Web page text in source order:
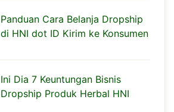
Panduan Cara Belanja Dropship
di HNI dot ID Kirim ke Konsumen
Ini Dia 7 Keuntungan Bisnis
Dropship Produk Herbal HNI